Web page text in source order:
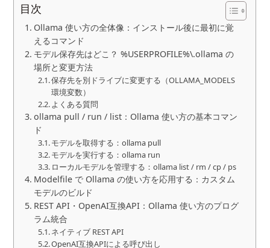
目次
Ollama 使い方の全体像：インストール後に最初に覚
えるコマンド
モデル保存先はどこ？ %USERPROFILE%\.ollama の
場所と変更方法
保存先を別ドライブに変更する（OLLAMA_MODELS
環境変数）
よくある質問
ollama pull / run / list：Ollama 使い方の基本コマン
ド
モデルを取得する：ollama pull
モデルを実行する：ollama run
ローカルモデルを管理する：ollama list / rm / cp / ps
Modelfile で Ollama の使い方を応用する：カスタム
モデルのビルド
REST API・OpenAI互換API：Ollama 使い方のプログ
ラム統合
ネイティブ REST API
OpenAI互換APIによる呼び出し